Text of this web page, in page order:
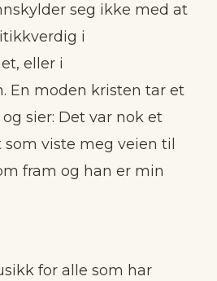
seg ikke med at
i
eller i
En moden kristen tar et
sier: Det var nok et
viste meg veien til
fram og han er min
for alle som har